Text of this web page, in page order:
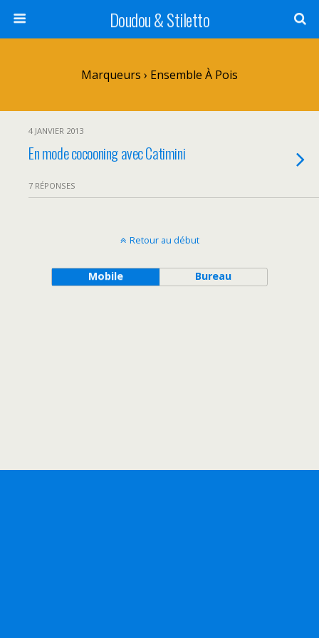
Doudou & Stiletto
Marqueurs › Ensemble À Pois
4 JANVIER 2013
En mode cocooning avec Catimini
7 RÉPONSES
Retour au début
Mobile Bureau